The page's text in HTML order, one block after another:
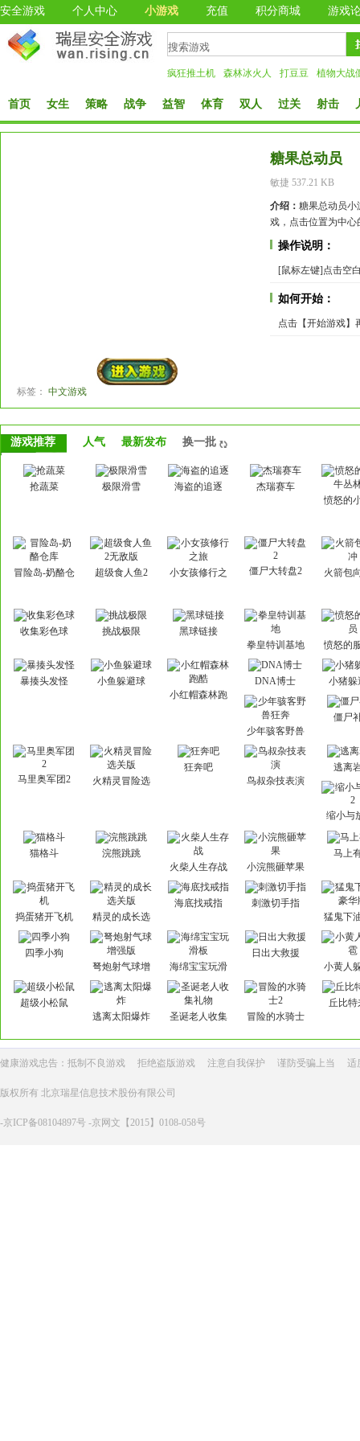
安全游戏 个人中心 小游戏 充值 积分商城 游戏
疯狂推土机 森林冰火人 打豆豆 植物大战
首页 女生 策略 战争 益智 体育 双人 过关 射击
糖果总动员
敏捷 537.21 KB
介绍： 糖果总动员小
戏，点击位置为中
操作说明：
[鼠标左键]点击空
如何开始：
点击【开始游戏】
标签： 中文游戏
游戏推荐 人气 最新发布 换一批
抢蔬菜 极限滑雪 海盗的追逐
杰瑞赛车
愤怒的
冒险岛-奶酪仓
超级食人鱼2
小女孩修行之
僵尸大转盘2 火箭包
收集彩色球 挑战极限
黑球链接
拳皇特训基地
愤怒的
暴揍头发怪
小鱼躲避球
小红帽森林跑
DNA博士 小猪躲
少年骇客野兽
僵尸
马里奥军团2
火精灵冒险选
狂奔吧
鸟叔杂技表演
逃离
缩小与
猫格斗
浣熊跳跳
火柴人生存战
小浣熊砸苹果
马上
捣蛋猪开飞机
精灵的成长选
海底找戒指
刺激切手指
猛鬼下
四季小狗
弩炮射气球增
海绵宝宝玩滑
日出大救援
小黄人
超级小松鼠
逃离太阳爆炸
圣诞老人收集
冒险的水骑士
丘比特
健康游戏忠告：抵制不良游戏 拒绝盗版游戏 注意自我保护 谨防受骗上当 适
版权所有 北京瑞星信息技术股份有限公司
-京ICP备08104897号 -京网文【2015】0108-058号